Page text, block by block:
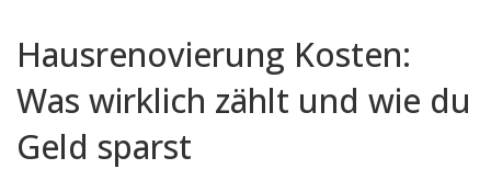
Hausrenovierung Kosten:
Was wirklich zählt und wie du
Geld sparst